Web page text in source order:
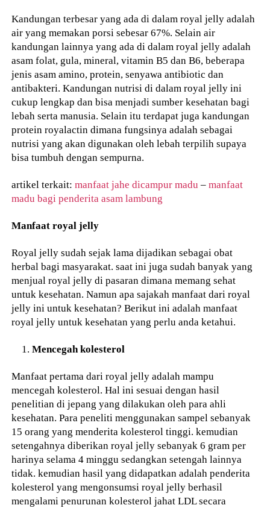
Kandungan terbesar yang ada di dalam royal jelly adalah
air yang memakan porsi sebesar 67%. Selain air
kandungan lainnya yang ada di dalam royal jelly adalah
asam folat, gula, mineral, vitamin B5 dan B6, beberapa
jenis asam amino, protein, senyawa antibiotic dan
antibakteri. Kandungan nutrisi di dalam royal jelly ini
cukup lengkap dan bisa menjadi sumber kesehatan bagi
lebah serta manusia. Selain itu terdapat juga kandungan
protein royalactin dimana fungsinya adalah sebagai
nutrisi yang akan digunakan oleh lebah terpilih supaya
bisa tumbuh dengan sempurna.
artikel terkait:manfaat jahe dicampur madu –manfaat
madu bagi penderita asam lambung
Manfaat royal jelly
Royal jelly sudah sejak lama dijadikan sebagai obat
herbal bagi masyarakat. saat ini juga sudah banyak yang
menjual royal jelly di pasaran dimana memang sehat
untuk kesehatan. Namun apa sajakah manfaat dari royal
jelly ini untuk kesehatan? Berikut ini adalah manfaat
royal jelly untuk kesehatan yang perlu anda ketahui.
Mencegah kolesterol
Manfaat pertama dari royal jelly adalah mampu
mencegah kolesterol. Hal ini sesuai dengan hasil
penelitian di jepang yang dilakukan oleh para ahli
kesehatan. Para peneliti menggunakan sampel sebanyak
15 orang yang menderita kolesterol tinggi. kemudian
setengahnya diberikan royal jelly sebanyak 6 gram per
harinya selama 4 minggu sedangkan setengah lainnya
tidak. kemudian hasil yang didapatkan adalah penderita
kolesterol yang mengonsumsi royal jelly berhasil
mengalami penurunan kolesterol jahat LDL secara